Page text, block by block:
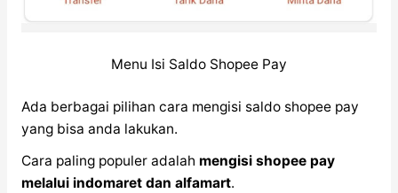
Menu Isi Saldo Shopee Pay
Ada berbagai pilihan cara mengisi saldo shopee pay
yang bisa anda lakukan.
Cara paling populer adalah mengisi shopee pay
melalui indomaret dan alfamart.